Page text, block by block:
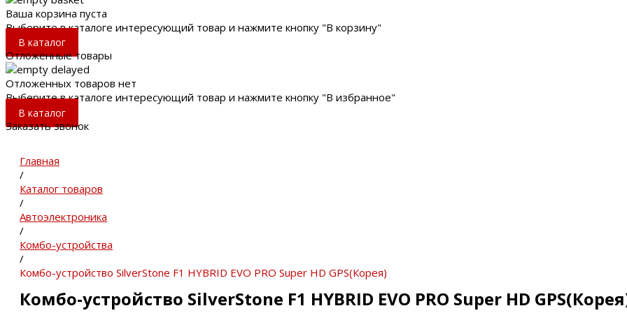
Ваша корзина пуста
Выберите в каталоге интересующий товар и нажмите кнопку "В корзину"
В каталог
Отложенные товары
Отложенных товаров нет
Выберите в каталоге интересующий товар и нажмите кнопку "В избранное"
В каталог
Заказать звонок
Главная
/
Каталог товаров
/
Автоэлектроника
/
Комбо-устройства
/
Комбо-устройство SilverStone F1 HYBRID EVO PRO Super HD GPS(Корея)
Комбо-устройство SilverStone F1 HYBRID EVO PRO Super HD